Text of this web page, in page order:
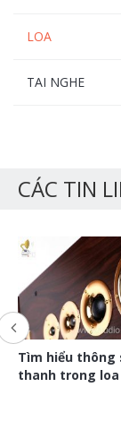
LOA
TAI NGHE
CÁC TIN
Tìm hiểu thông
thanh trong loa